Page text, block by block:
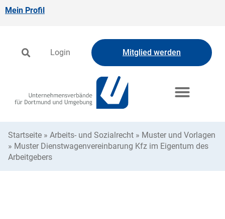
Mein Profil
Login Mitglied werden
Startseite » Arbeits- und Sozialrecht » Muster und Vorlagen
» Muster Dienstwagenvereinbarung Kfz im Eigentum des
Arbeitgebers